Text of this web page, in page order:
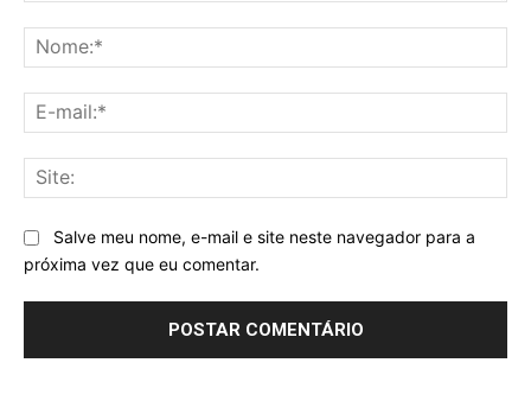
Salve meu nome, e-mail e site neste navegador para a
próxima vez que eu comentar.